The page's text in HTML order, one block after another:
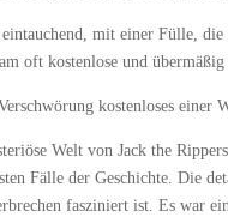
mit einer Fülle,
oft kostenlose und übermäßig
kostenloses einer
Welt von Jack the
Fälle der Geschichte. Die
fasziniert ist. Es war